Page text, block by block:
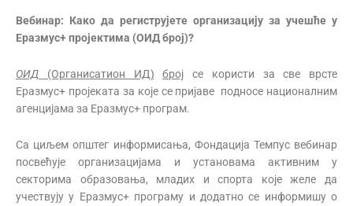
Вебинар: Како да региструјете организацију за учешће у
Еразмус+ пројектима (ОИДброј)?
ОИД (Органисатион ИД) број се користи за све врсте
Еразмус+ пројеката за које се пријаве подносе националним
агенцијама за Еразмус+ програм.
Са циљем општег информисања, Фондација Темпус вебинар
посвећује организацијама и установама активним у
секторима образовања, младих и спорта које желе да
учествују у Еразмус+ програму и додатно се информишу о